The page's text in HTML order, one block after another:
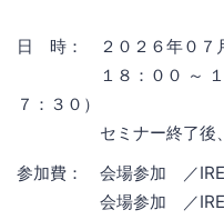
日 時： ２０２６年０７
１８：００ ～ １９
７：３０）
セミナー終了後、懇
参加費： 会場参加 ／
会場参加 ／IREM